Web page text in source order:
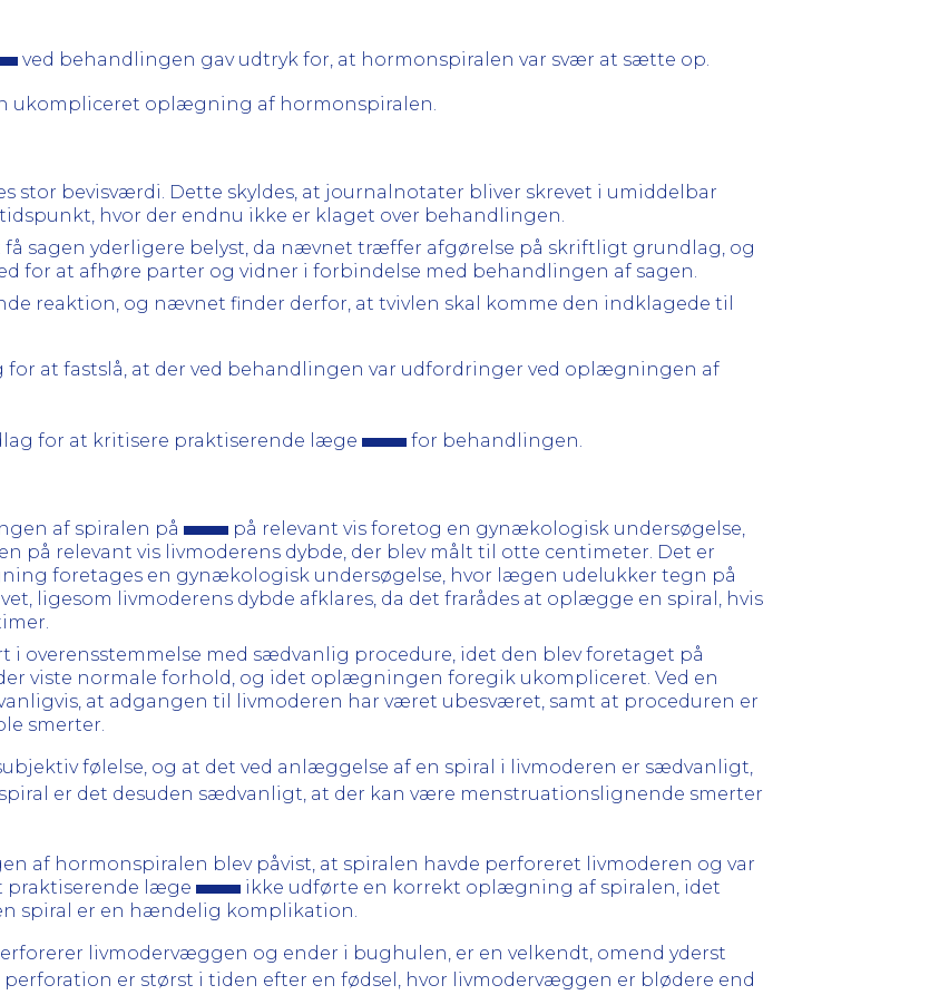
ved behandlingen gav udtryk for, at hormonspiralen var svær at sætte op.
ukompliceret oplægning af hormonspiralen.
bevisværdi. Dette skyldes, at journalnotater bliver skrevet i umiddelbar
hvor der endnu ikke er klaget over behandlingen.
sagen yderligere belyst, da nævnet træffer afgørelse på skriftligt grundlag, og
for at afhøre parter og vidner i forbindelse med behandlingen af sagen.
reaktion, og nævnet finder derfor, at tvivlen skal komme den indklagede til
at fastslå, at der ved behandlingen var udfordringer ved oplægningen af
for at kritisere praktiserende læge for behandlingen.
af spiralen på
på relevant vis foretog en gynækologisk undersøgelse,
på relevant vis livmoderens dybde, der blev målt til otte centimeter. Det er
foretages en gynækologisk undersøgelse, hvor lægen udelukker tegn på
ligesom livmoderens dybde afklares, da det frarådes at oplægge en spiral, hvis
i overensstemmelse med sædvanlig procedure, idet den blev foretaget på
viste normale forhold, og idet oplægningen foregik ukompliceret. Ved en
at adgangen til livmoderen har været ubesværet, samt at proceduren er
smerter.
følelse, og at det ved anlæggelse af en spiral i livmoderen er sædvanligt,
er det desuden sædvanligt, at der kan være menstruationslignende smerter
af hormonspiralen blev påvist, at spiralen havde perforeret livmoderen og var
praktiserende læge
ikke udførte en korrekt oplægning af spiralen, idet
spiral er en hændelig komplikation.
livmodervæggen og ender i bughulen, er en velkendt, omend yderst
er størst i tiden efter en fødsel, hvor livmodervæggen er blødere end